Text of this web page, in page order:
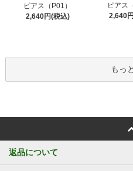
ピアス（P01）
2,640円(税込)
ピアス
2,640
もっ
返品について